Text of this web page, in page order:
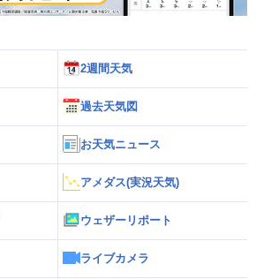
2週間天気
過去天気図
お天気ニュース
アメダス(実況天気)
ウェザーリポート
ライブカメラ